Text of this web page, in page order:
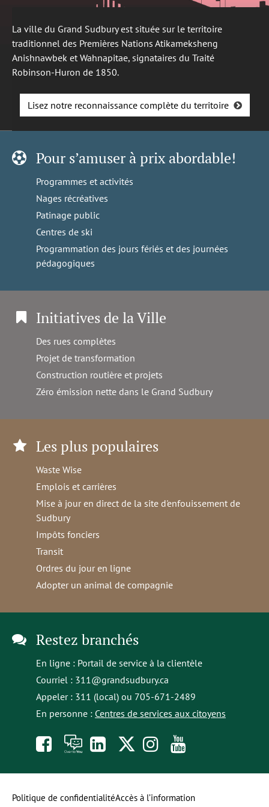
La ville du Grand Sudbury est située sur le territoire
traditionnel des Premières Nations Atikameksheng
Anishnawbek et Wahnapitae, signataires du Traité
Robinson-Huron de 1850.
Lisez notre reconnaissance complète du territoire
Pour s’amuser à prix abordable!
Programmes et activités
Nages récréatives
Patinage public
Centres de ski
Programmation des jours fériés et des journées
pédagogiques
Initiatives de la Ville
Des rues complètes
Projet de transformation
Construction routière et projets
Zéro émission nette dans le Grand Sudbury
Les plus populaires
Waste Wise
Emplois et carrières
Mise à jour en direct de la site d'enfouissement de
Sudbury
Impôts fonciers
Transit
Ordres du jour en ligne
Adopter un animal de compagnie
Restez branchés
En ligne : Portail de service à la clientèle
Courriel : 311@grandsudbury.ca
Appeler : 311 (local) ou 705-671-2489
En personne : Centres de services aux citoyens
Like
us
on
À
toi
la
opens
in
a
Follow
us
on
Follow
us
on
to
our
Politique de confidentialitéAccès à l’information